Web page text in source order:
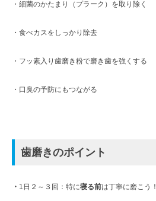
・細菌のかたまり（プラーク）を取り除く
・食べカスをしっかり除去
・フッ素入り歯磨き粉で磨き歯を強くする
・口臭の予防にもつながる
歯磨きのポイント
・ 1日２～３回：特に寝る前は丁寧に磨こう！